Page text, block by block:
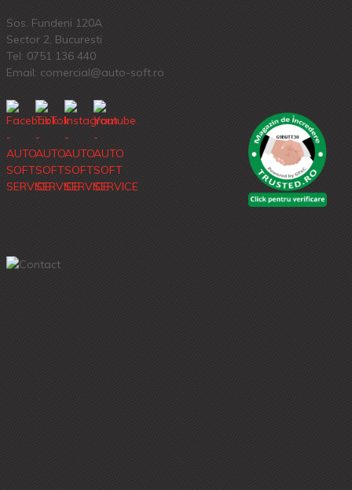
Sos. Fundeni 120A
Sector 2, Bucuresti
Tel: 0751 136 440
Email: comercial@auto-soft.ro